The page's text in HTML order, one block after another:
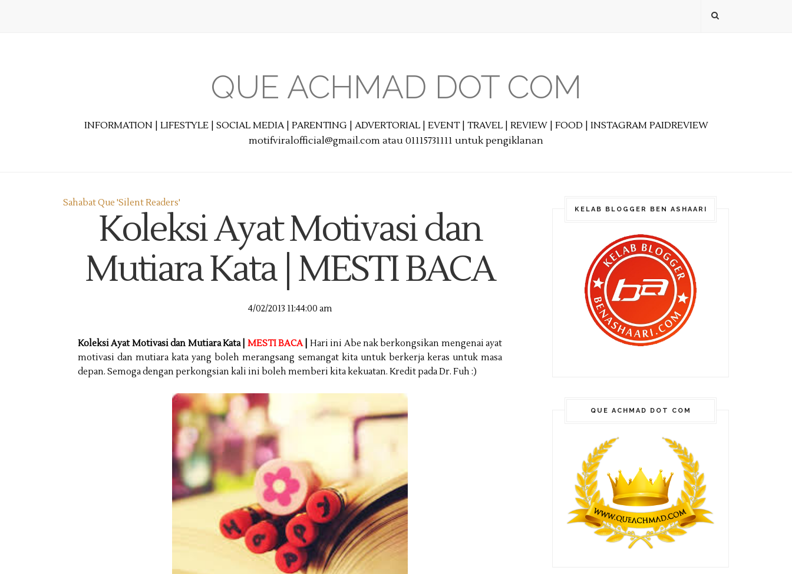
QUE ACHMAD DOT COM
INFORMATION | LIFESTYLE | SOCIAL MEDIA | PARENTING | ADVERTORIAL | EVENT | TRAVEL | REVIEW | FOOD | INSTAGRAM PAIDREVIEW
motifviralofficial@gmail.com atau 01115731111 untuk pengiklanan
Sahabat Que 'Silent Readers'
Koleksi Ayat Motivasi dan
Mutiara Kata | MESTI BACA
4/02/2013 11:44:00 am
Koleksi Ayat Motivasi dan Mutiara Kata | MESTI BACA| Hari ini Abe nak berkongsikan mengenai ayat
motivasi dan mutiara kata yang boleh merangsang semangat kita untuk berkerja keras untuk masa
depan. Semoga dengan perkongsian kali ini boleh memberi kita kekuatan. Kredit pada Dr. Fuh :)
KELAB BLOGGER BEN ASHAARI
QUE ACHMAD DOT COM